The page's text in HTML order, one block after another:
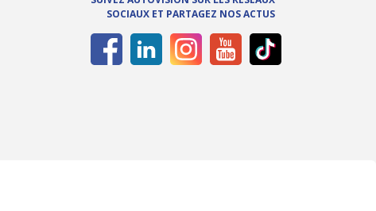
SOCIAUX ET PARTAGEZ NOS ACTUS